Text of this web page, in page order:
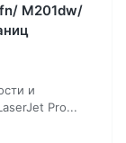
M201dw/
и
Pro...